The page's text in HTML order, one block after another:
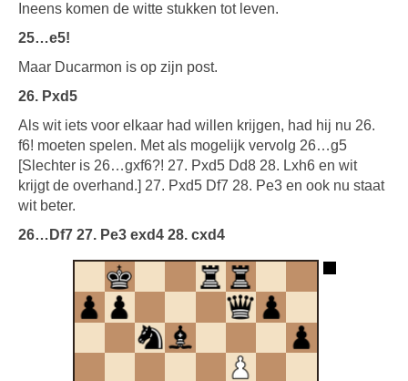
Ineens komen de witte stukken tot leven.
25…e5!
Maar Ducarmon is op zijn post.
26. Pxd5
Als wit iets voor elkaar had willen krijgen, had hij nu 26.
f6! moeten spelen. Met als mogelijk vervolg 26…g5
[Slechter is 26…gxf6?! 27. Pxd5 Dd8 28. Lxh6 en wit
krijgt de overhand.] 27. Pxd5 Df7 28. Pe3 en ook nu staat
wit beter.
26…Df7 27. Pe3 exd4 28. cxd4